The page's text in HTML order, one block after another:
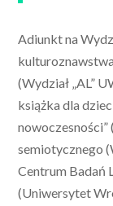
Adiunkt na
(Wydział „AL”
książka dla
semiotycznego
Centrum Badań
(Uniwersytet